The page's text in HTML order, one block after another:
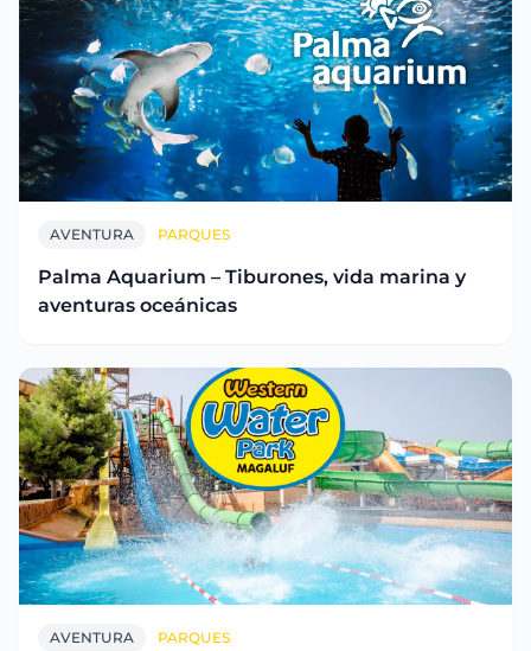
AVENTURA PARQUES
Palma Aquarium – Tiburones, vida marina y
aventuras oceánicas
AVENTURA PARQUES